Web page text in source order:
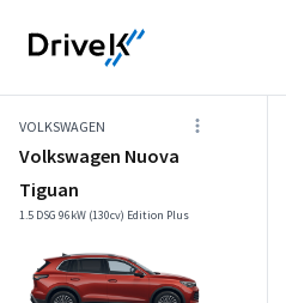
VOLKSWAGEN
Volkswagen Nuova
Tiguan
1.5 DSG 96kW (130cv) Edition Plus